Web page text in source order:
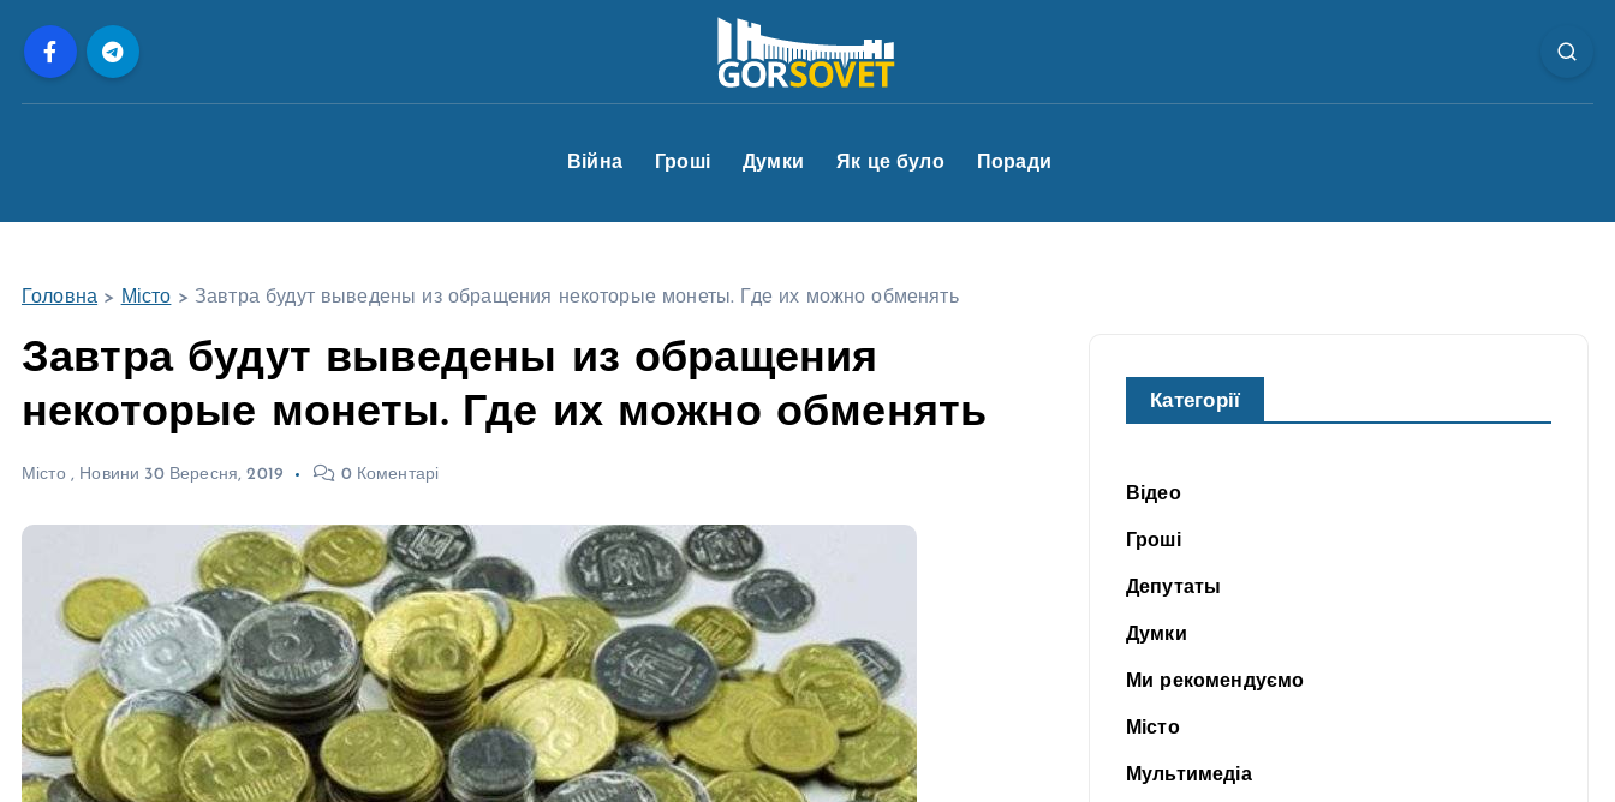
Війна Гроші Думки Як це було Поради
Головна > Місто > Завтра будут выведены из обращения некоторые монеты. Где их можно обменять
Завтра будут выведены из обращения
некоторые монеты. Где их можно обменять
Місто, Новини 30 Вересня, 2019 0 Коментарі
Категорії
Відео
Гроші
Депутаты
Думки
Ми рекомендуємо
Місто
Мультимедіа